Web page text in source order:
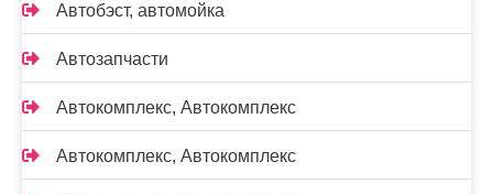
Автобэст, автомойка
Автозапчасти
Автокомплекс, Автокомплекс
Автокомплекс, Автокомплекс